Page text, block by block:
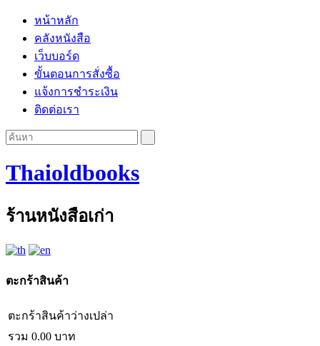
หน้าหลัก
คลังหนังสือ
เว็บบอร์ด
ขั้นตอนการสั่งซื้อ
แจ้งการชำระเงิน
ติดต่อเรา
Thaioldbooks
ร้านหนังสือเก่า
ตะกร้าสินค้า
ตะกร้าสินค้าว่างเปล่า
รวม 0.00 บาท